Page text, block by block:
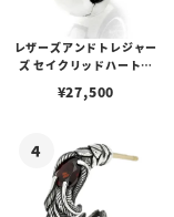
レザーズアンドトレジャー
ズ セイクリッドハートピ
¥27,500